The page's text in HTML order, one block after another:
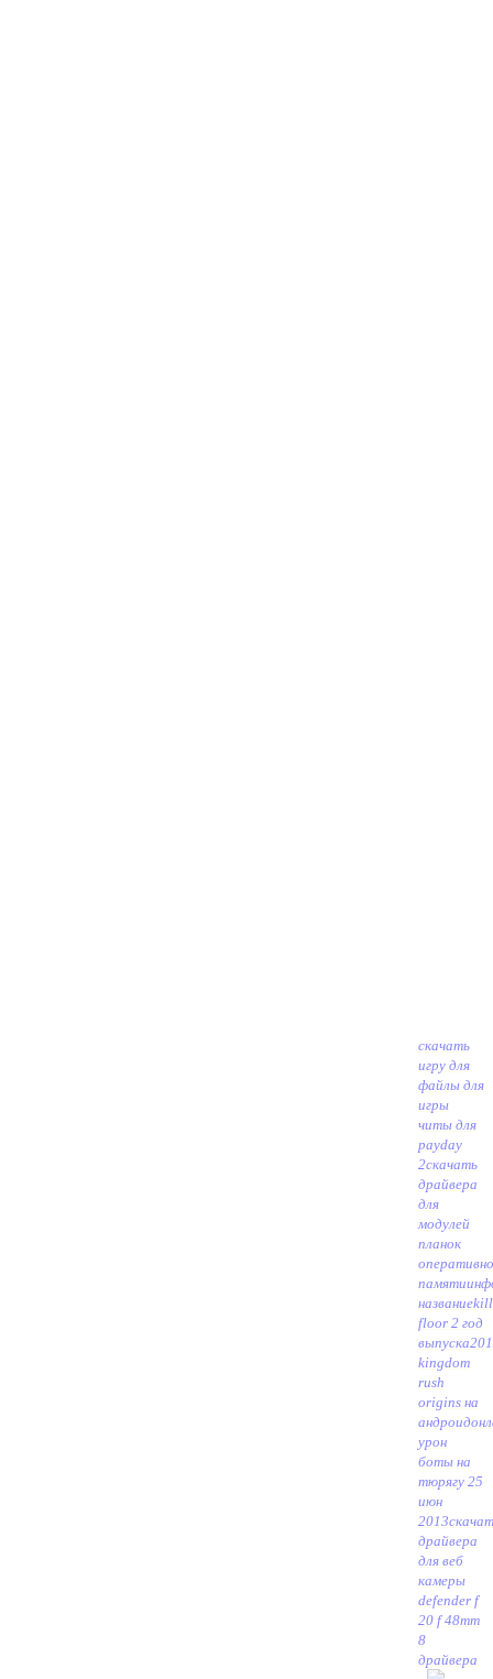
скачать
игру для
файлы для
игры
читы для
payday
2скачать
драйвера
для
модулей
планок
памяти
floor 2 год
kingdom
rush
origins на
андроид
урон
боты на
тюрягу 25
июн
2013
драйвера
для веб
камеры
defender f
20 f 48mm
8
драйвера